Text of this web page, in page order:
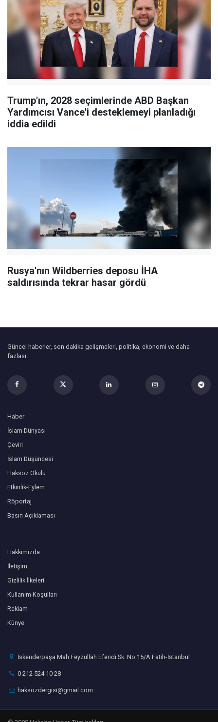
Trump'ın, 2028 seçimlerinde ABD Başkan
Yardımcısı Vance'i desteklemeyi planladığı
iddia edildi
Rusya'nın Wildberries deposu İHA
saldırısında tekrar hasar gördü
Güncel haberler, son dakika gelişmeleri, politika, ekonomi ve daha
fazlası.
Haber
İslam Dünyası
Çeviri
İslam Düşüncesi
Haksöz Okulu
Etkinlik-Eylem
Röportaj
Basın Açıklaması
Hakkımızda
İletişim
Gizlilik İlkeleri
Kullanım Koşulları
Reklam
Künye
İskenderpaşa Mah Feyzullah Efendi Sk. No:15/A Fatih-İstanbul
0 212 524 10 28
haksozdergisi@gmail.com